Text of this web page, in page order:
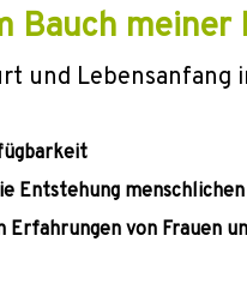
Bauch meiner
und Lebensanfang
Entstehung
Erfahrungen von Frauen